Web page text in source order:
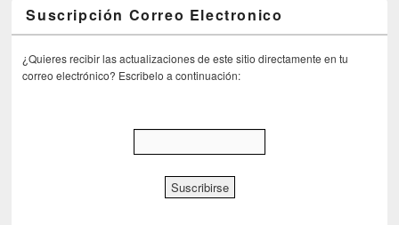
Suscripción Correo Electronico
¿Quieres recibir las actualizaciones de este sitio directamente en tu
correo electrónico? Escribelo a continuación: